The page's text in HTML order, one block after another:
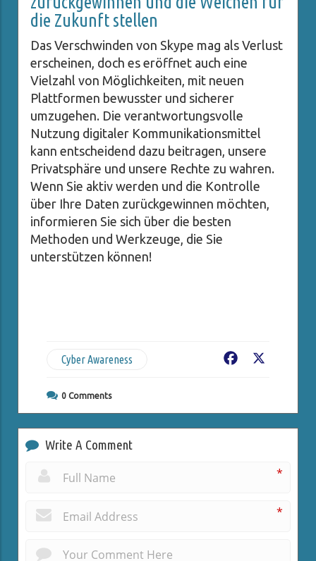
die Zukunft stellen
Das Verschwinden von Skype mag als Verlust
erscheinen, doch es eröffnet auch eine
Vielzahl von Möglichkeiten, mit neuen
Plattformen bewusster und sicherer
umzugehen. Die verantwortungsvolle
Nutzung digitaler Kommunikationsmittel
kann entscheidend dazu beitragen, unsere
Privatsphäre und unsere Rechte zu wahren.
Wenn Sie aktiv werden und die Kontrolle
über Ihre Daten zurückgewinnen möchten,
informieren Sie sich über die besten
Methoden und Werkzeuge, die Sie
unterstützen können!
Cyber Awareness Facebook
0 Comments
Write A Comment
*
*